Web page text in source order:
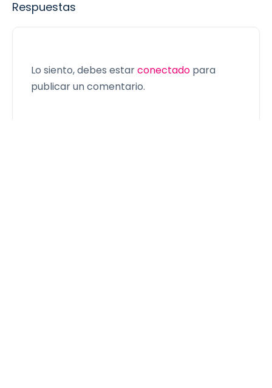
Respuestas
Lo siento, debes estarconectado para
publicar un comentario.